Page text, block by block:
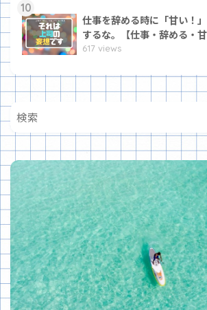
10
仕事を辞める時に「甘い！
するな。【仕事・辞める・甘
617 views